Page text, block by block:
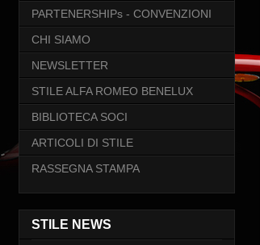
PARTENERSHIPs - CONVENZIONI
CHI SIAMO
NEWSLETTER
STILE ALFA ROMEO BENELUX
BIBLIOTECA SOCI
ARTICOLI DI STILE
RASSEGNA STAMPA
STILE NEWS